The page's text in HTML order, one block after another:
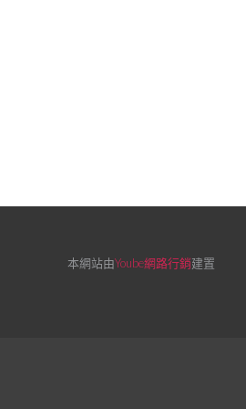
本網站由Yoube網路行銷建置